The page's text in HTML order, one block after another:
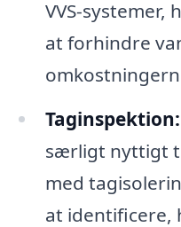
VVS-systemer,
at forhindre
Taginspektion:
særligt nyttigt
med
at identificere,